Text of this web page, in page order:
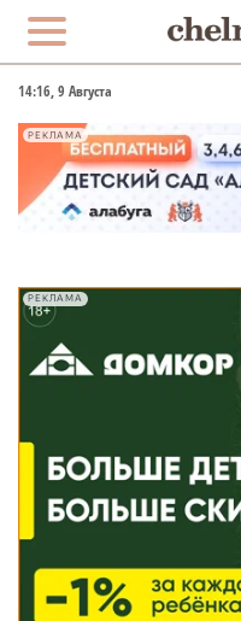
14:16, 9 Августа
РЕКЛАМА
РЕКЛАМА